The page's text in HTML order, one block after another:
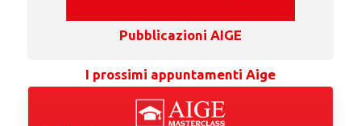
Pubblicazioni AIGE
I prossimi appuntamenti Aige